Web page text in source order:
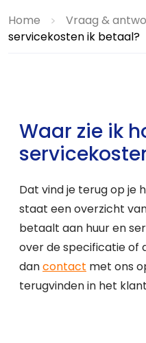
Home > Vraag &
servicekosten ik betaal?
Waar zie ik
Dat vind je terug op je
staat een overzicht
betaalt aan huur en
over de specificatie of
dan contact met ons
terugvinden in het